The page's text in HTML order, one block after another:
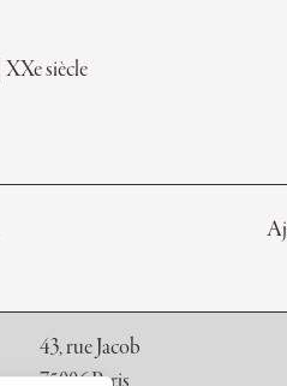
|XXe siècle
43, rue Jacob